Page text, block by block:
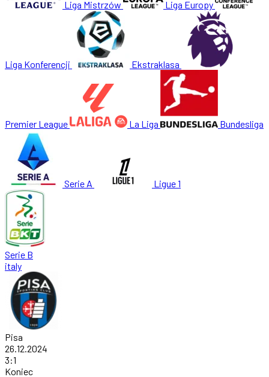
Liga Mistrzów Liga Europy
Liga Konferencji Ekstraklasa
Premier League La Liga Bundesliga
Serie A Ligue 1
Serie B
italy
Pisa
26.12.2024
3:1
Koniec